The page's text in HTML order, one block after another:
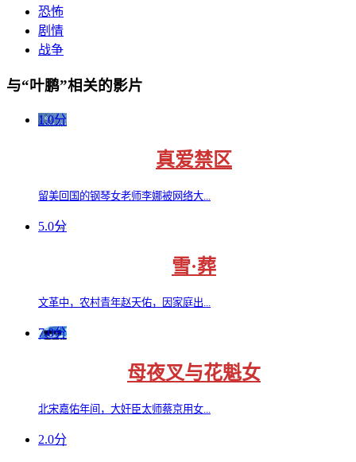
恐怖
剧情
战争
与“叶鹏”相关的影片
1.0分
真爱禁区
留美回国的钢琴女老师李娜被网络大...
5.0分
雪·葬
文革中，农村青年赵天佑，因家庭出...
7.0分
母夜叉与花魁女
北宋嘉佑年间，大奸臣太师蔡京用女...
2.0分